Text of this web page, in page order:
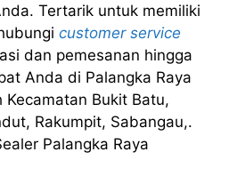
Tertarik untuk memiliki
customer service
dan pemesanan hingga
Anda di Palangka Raya
Kecamatan Bukit Batu,
Rakumpit, Sabangau,.
Palangka Raya